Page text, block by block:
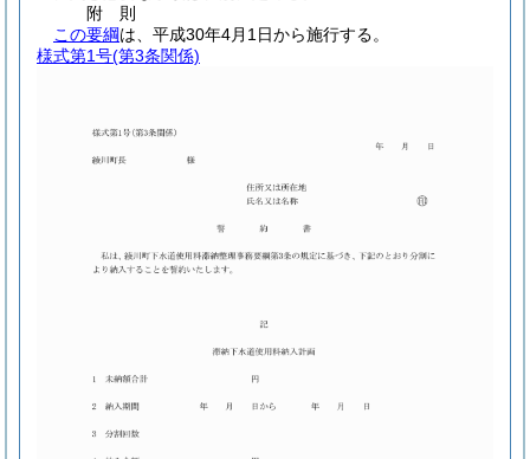
附 則
この要綱は、平成30年4月1日から施行する。
様式第1号(第3条関係)